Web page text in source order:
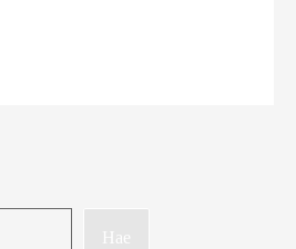
Hae